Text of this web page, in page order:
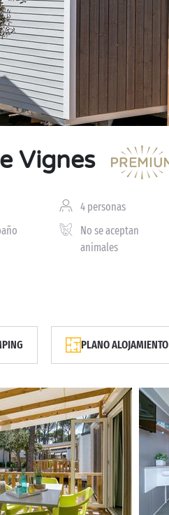
Vignes
4 personas
No se aceptan
animales
PLANO ALOJAMIENTO